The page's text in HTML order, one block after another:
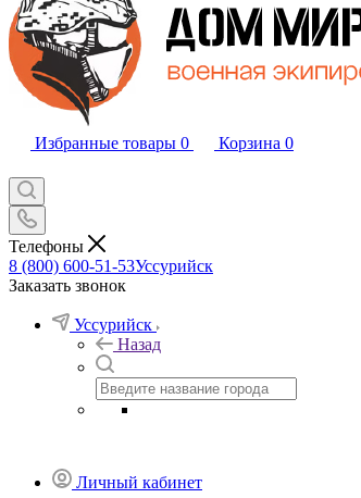
Избранные товары 0 Корзина 0
Телефоны
8 (800) 600-51-53Уссурийск
Заказать звонок
Уссурийск
Назад
Личный кабинет